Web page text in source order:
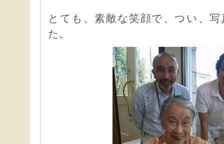
とても、素敵な笑顔で、つい、
た。